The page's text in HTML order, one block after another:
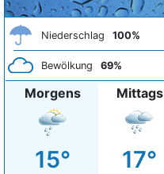
Niederschlag 100%
Bewölkung 69%
Morgens
15°
Mittags
17°